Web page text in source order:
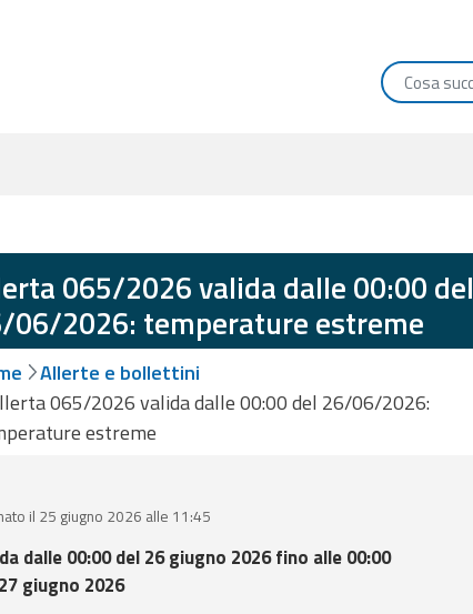
065/2026 valida dalle 00:00 del
06/2026: temperature estreme
Allerte e bollettini
065/2026 valida dalle 00:00 del 26/06/2026:
estreme
il 25 giugno 2026 alle 11:45
dalle 00:00 del 26 giugno 2026 fino alle 00:00
giugno 2026